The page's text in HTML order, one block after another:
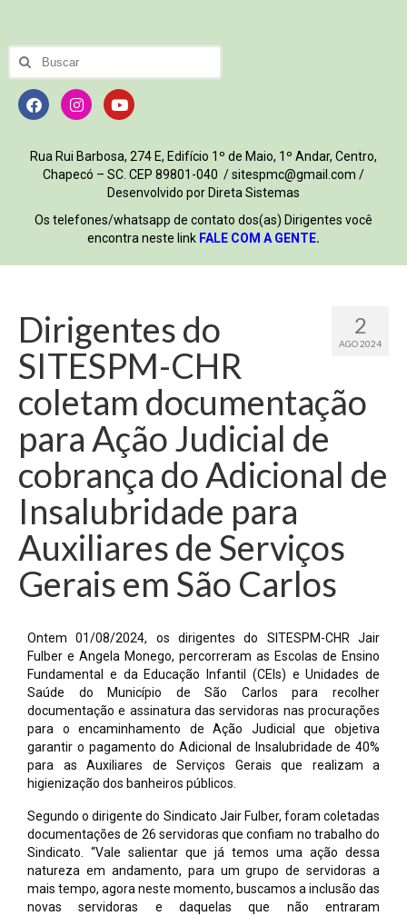
Rua Rui Barbosa, 274 E, Edifício 1º de Maio, 1º Andar, Centro,
Chapecó – SC. CEP 89801-040 / sitespmc@gmail.com /
Desenvolvido por Direta Sistemas
Os telefones/whatsapp de contato dos(as) Dirigentes você
encontra neste link FALE COM A GENTE.
2
AGO 2024
Dirigentes do
SITESPM-CHR
coletam documentação
para Ação Judicial de
cobrança do Adicional de
Insalubridade para
Auxiliares de Serviços
Gerais em São Carlos
Ontem 01/08/2024, os dirigentes do SITESPM-CHR Jair
Fulber e Angela Monego, percorreram as Escolas de Ensino
Fundamental e da Educação Infantil (CEIs) e Unidades de
Saúde do Município de São Carlos para recolher
documentação e assinatura das servidoras nas procurações
para o encaminhamento de Ação Judicial que objetiva
garantir o pagamento do Adicional de Insalubridade de 40%
para as Auxiliares de Serviços Gerais que realizam a
higienização dos banheiros públicos.
Segundo o dirigente do Sindicato Jair Fulber, foram coletadas
documentações de 26 servidoras que confiam no trabalho do
Sindicato. “Vale salientar que já temos uma ação dessa
natureza em andamento, para um grupo de servidoras a
mais tempo, agora neste momento, buscamos a inclusão das
novas servidoras e daquelas que não entraram